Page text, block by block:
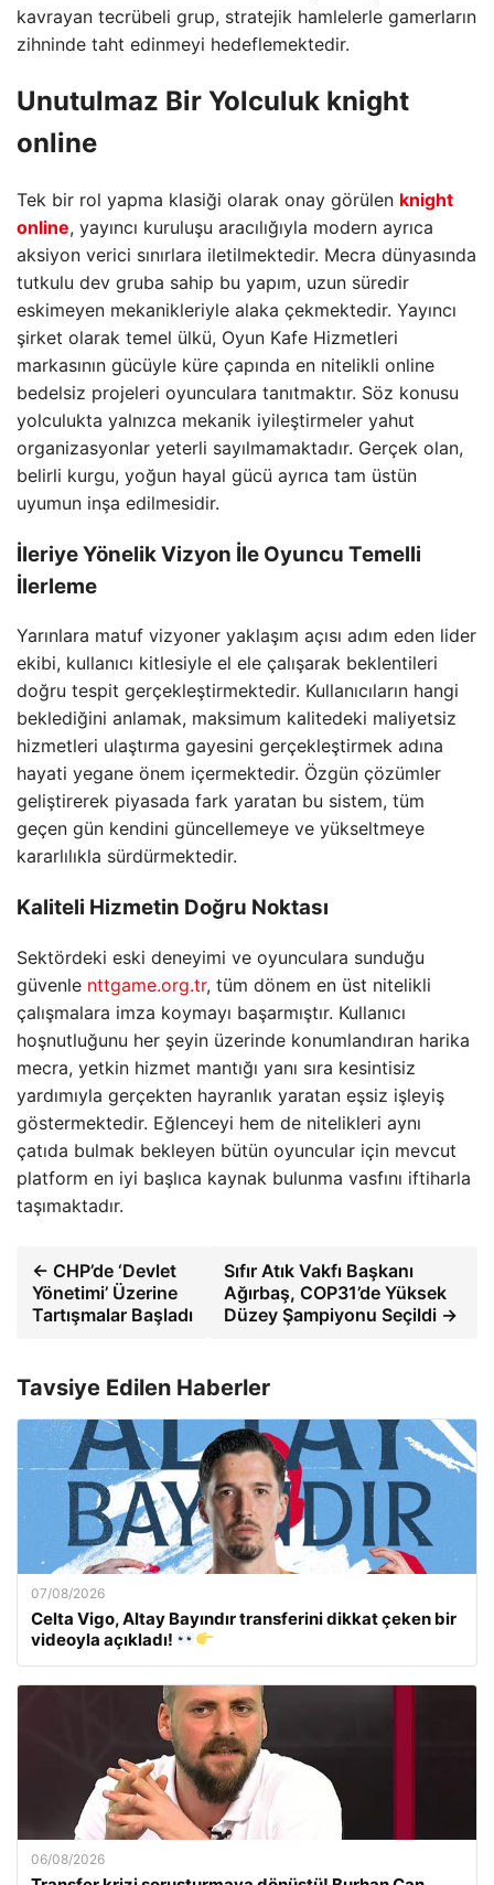
kavrayan tecrübeli grup, stratejik hamlelerle gamerların
zihninde taht edinmeyi hedeflemektedir.
Unutulmaz Bir Yolculuk knight
online
Tek bir rol yapma klasiği olarak onay görülen knight
online, yayıncı kuruluşu aracılığıyla modern ayrıca
aksiyon verici sınırlara iletilmektedir. Mecra dünyasında
tutkulu dev gruba sahip bu yapım, uzun süredir
eskimeyen mekanikleriyle alaka çekmektedir. Yayıncı
şirket olarak temel ülkü, Oyun Kafe Hizmetleri
markasının gücüyle küre çapında en nitelikli online
bedelsiz projeleri oyunculara tanıtmaktır. Söz konusu
yolculukta yalnızca mekanik iyileştirmeler yahut
organizasyonlar yeterli sayılmamaktadır. Gerçek olan,
belirli kurgu, yoğun hayal gücü ayrıca tam üstün
uyumun inşa edilmesidir.
İleriye Yönelik Vizyon İle Oyuncu Temelli
İlerleme
Yarınlara matuf vizyoner yaklaşım açısı adım eden lider
ekibi, kullanıcı kitlesiyle el ele çalışarak beklentileri
doğru tespit gerçekleştirmektedir. Kullanıcıların hangi
beklediğini anlamak, maksimum kalitedeki maliyetsiz
hizmetleri ulaştırma gayesini gerçekleştirmek adına
hayati yegane önem içermektedir. Özgün çözümler
geliştirerek piyasada fark yaratan bu sistem, tüm
geçen gün kendini güncellemeye ve yükseltmeye
kararlılıkla sürdürmektedir.
Kaliteli Hizmetin Doğru Noktası
Sektördeki eski deneyimi ve oyunculara sunduğu
güvenle nttgame.org.tr, tüm dönem en üst nitelikli
çalışmalara imza koymayı başarmıştır. Kullanıcı
hoşnutluğunu her şeyin üzerinde konumlandıran harika
mecra, yetkin hizmet mantığı yanı sıra kesintisiz
yardımıyla gerçekten hayranlık yaratan eşsiz işleyiş
göstermektedir. Eğlenceyi hem de nitelikleri aynı
çatıda bulmak bekleyen bütün oyuncular için mevcut
platform en iyi başlıca kaynak bulunma vasfını iftiharla
taşımaktadır.
← CHP’de ‘Devlet
Yönetimi’ Üzerine
Tartışmalar Başladı
Sıfır Atık Vakfı Başkanı
Ağırbaş, COP31’de Yüksek
Düzey Şampiyonu Seçildi →
Tavsiye Edilen Haberler
07/08/2026
Celta Vigo, Altay Bayındır transferini dikkat çeken bir
videoyla açıkladı!
06/08/2026